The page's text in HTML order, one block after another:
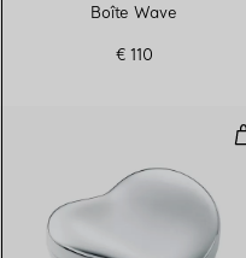
Boîte Wave
€ 110